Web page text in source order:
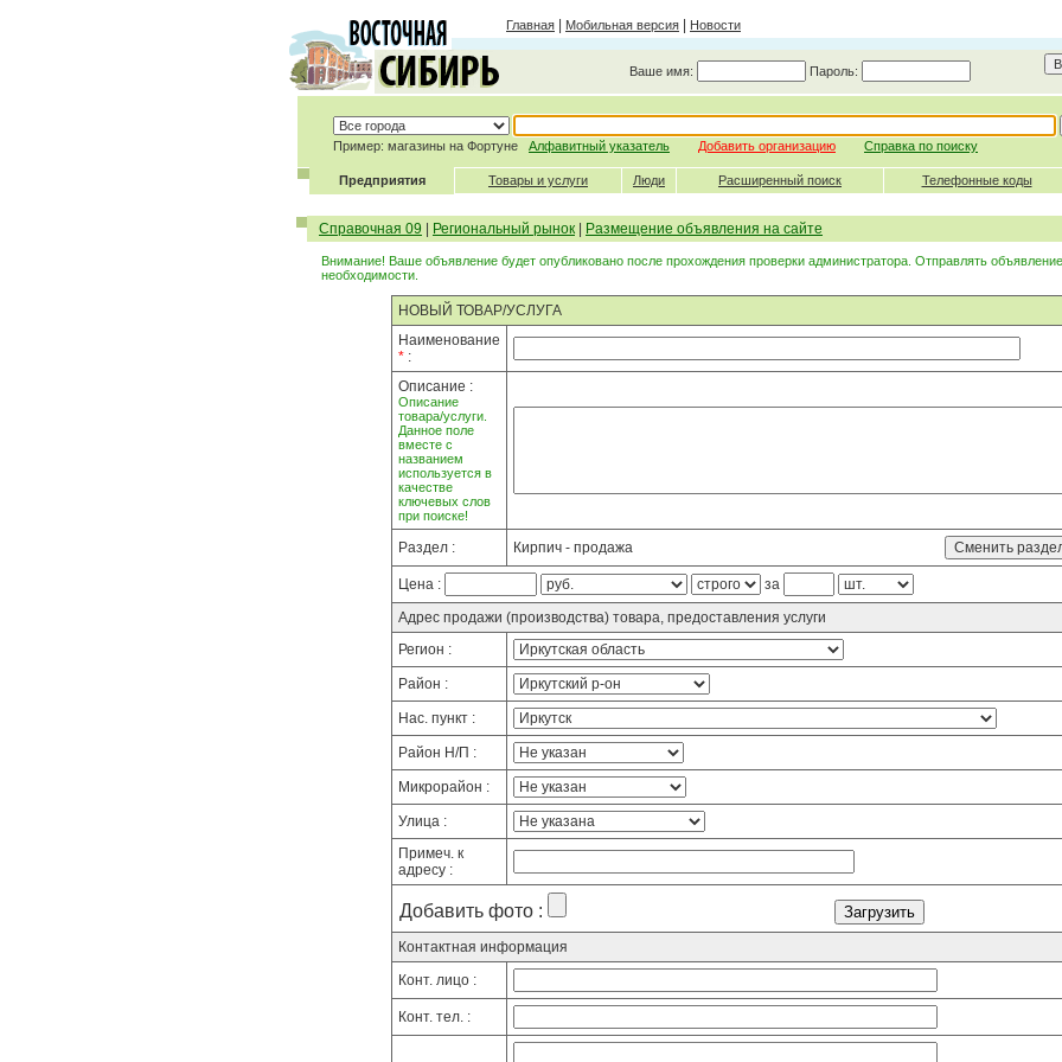
Главная Мобильная версия Новости
Ваше имя: Пароль:
Пример: магазины на Фортуне Алфавитный указатель Добавить организацию Справка по поиску
Предприятия Товары и услуги Люди Расширенный поиск Телефонные коды
Справочная 09 Региональный рынок Размещение объявления на сайте
Внимание! Ваше объявление будет опубликовано после прохождения проверки администратора. Отправлять
необходимости.
НОВЫЙ ТОВАР/УСЛУГА
Наименование
* :
Описание :
Описание
товара/услуги.
Данное поле
вместе с
названием
используется в
качестве
ключевых слов
при поиске!
Раздел : Кирпич - продажа
Цена :
за
Адрес продажи (производства) товара, предоставления услуги
Регион :
Район :
Нас. пункт :
Район Н/П :
Микрорайон :
Улица :
Примеч. к
адресу :
Добавить фото :
Контактная информация
Конт. лицо :
Конт. тел. :